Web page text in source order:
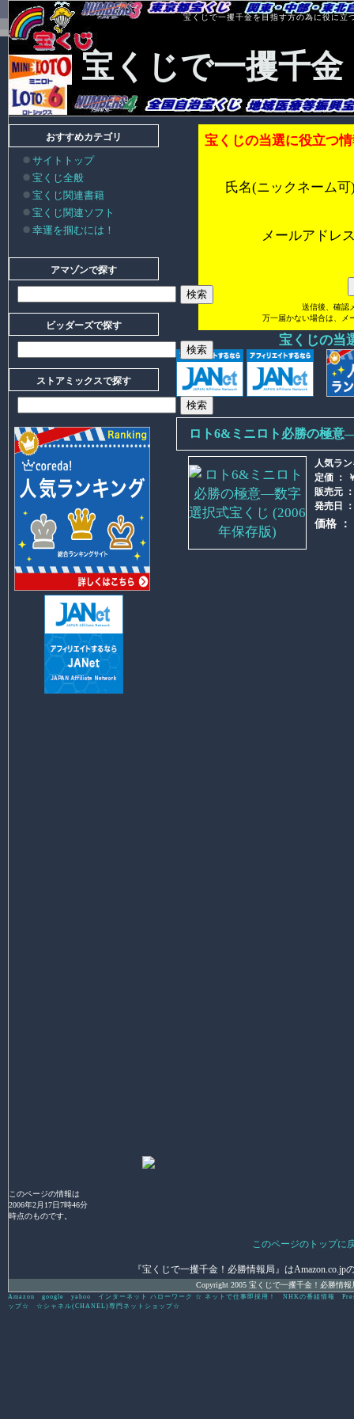
宝くじで一攫千金を目指す方の為に役に立
宝くじで一攫千金
宝くじの当選に役立つ
氏名(ニックネーム可
メールアドレ
送信後、確認
万一届かない場合は、メ
宝くじの当
ロト6&ミニロト必勝の極意
人気ラ
定価 ：
販売元
発売日
価格 ：
おすすめカテゴリ
サイトトップ
宝くじ全般
宝くじ関連書籍
宝くじ関連ソフト
幸運を掴むには！
アマゾンで探す
ビッダーズで探す
ストアミックスで探す
このページの情報は
2006年2月17日7時46分
時点のものです。
このページのトップに
『宝くじで一攫千金！必勝情報局』はAmazon.co.jp
Copyright 2005 宝くじで一攫千金！必勝情報
Amazon google yahoo インターネット ハローワーク ☆ ネットで仕事即採用！ NHKの番組情報
ップ☆
☆シャネル(CHANEL)専門ネットショップ☆